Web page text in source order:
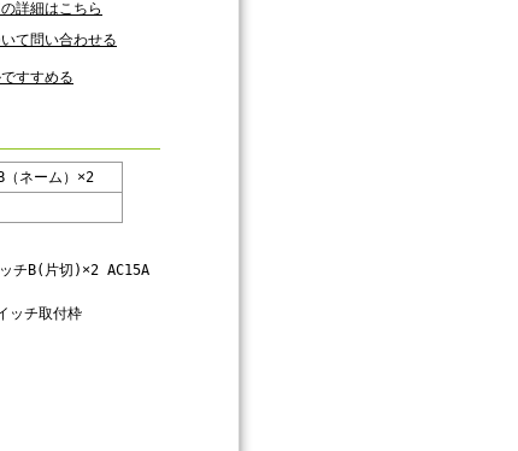
詳細はこちら
て問い合わせる
すすめる
（ネーム）×2
チB(片切)×2 AC15A
ッチ取付枠